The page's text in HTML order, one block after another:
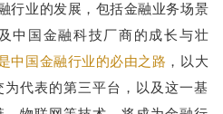
行业的发展，包括金融业务场景
中国金融科技厂商的成长与壮
中国金融行业的必由之路 ，以大
代表的第三平台，以及这一基